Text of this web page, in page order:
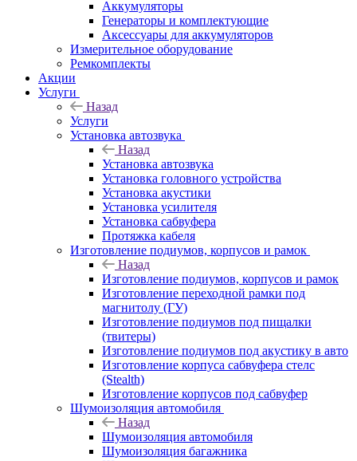
Аккумуляторы
Генераторы и комплектующие
Аксессуары для аккумуляторов
Измерительное оборудование
Ремкомплекты
Акции
Услуги
Назад
Услуги
Установка автозвука
Назад
Установка автозвука
Установка головного устройства
Установка акустики
Установка усилителя
Установка сабвуфера
Протяжка кабеля
Изготовление подиумов, корпусов и рамок
Назад
Изготовление подиумов, корпусов и рамок
Изготовление переходной рамки под
магнитолу (ГУ)
Изготовление подиумов под пищалки
(твитеры)
Изготовление подиумов под акустику в авто
Изготовление корпуса сабвуфера стелс
(Stealth)
Изготовление корпусов под сабвуфер
Шумоизоляция автомобиля
Назад
Шумоизоляция автомобиля
Шумоизоляция багажника